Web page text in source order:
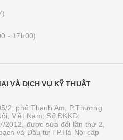
- 17h00)
VÀ DỊCH VỤ KỸ THUẬT
2, phố Thanh Am, P.Thượng
Việt Nam; Số ĐKKD:
2012, được sửa đổi lần thứ 2,
và Đầu tư TP.Hà Nội cấp